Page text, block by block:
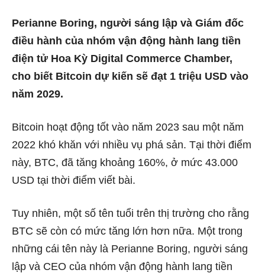
Perianne Boring, người sáng lập và Giám đốc
điều hành của nhóm vận động hành lang tiền
điện tử Hoa Kỳ Digital Commerce Chamber,
cho biết Bitcoin dự kiến ​​sẽ đạt 1 triệu USD vào
năm 2029.
Bitcoin hoạt động tốt vào năm 2023 sau một năm
2022 khó khăn với nhiều vụ phá sản. Tại thời điểm
này, BTC, đã tăng khoảng 160%, ở mức 43.000
USD tại thời điểm viết bài.
Tuy nhiên, một số tên tuổi trên thị trường cho rằng
BTC sẽ còn có mức tăng lớn hơn nữa. Một trong
những cái tên này là Perianne Boring, người sáng
lập và CEO của nhóm vận động hành lang tiền